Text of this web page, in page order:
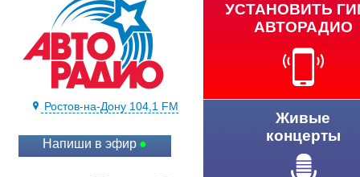
Ростов-на-Дону 104,1 FM
Напиши в эфир
УСТАНОВИТЬ
АВТОРАДИО
Живые
концерты